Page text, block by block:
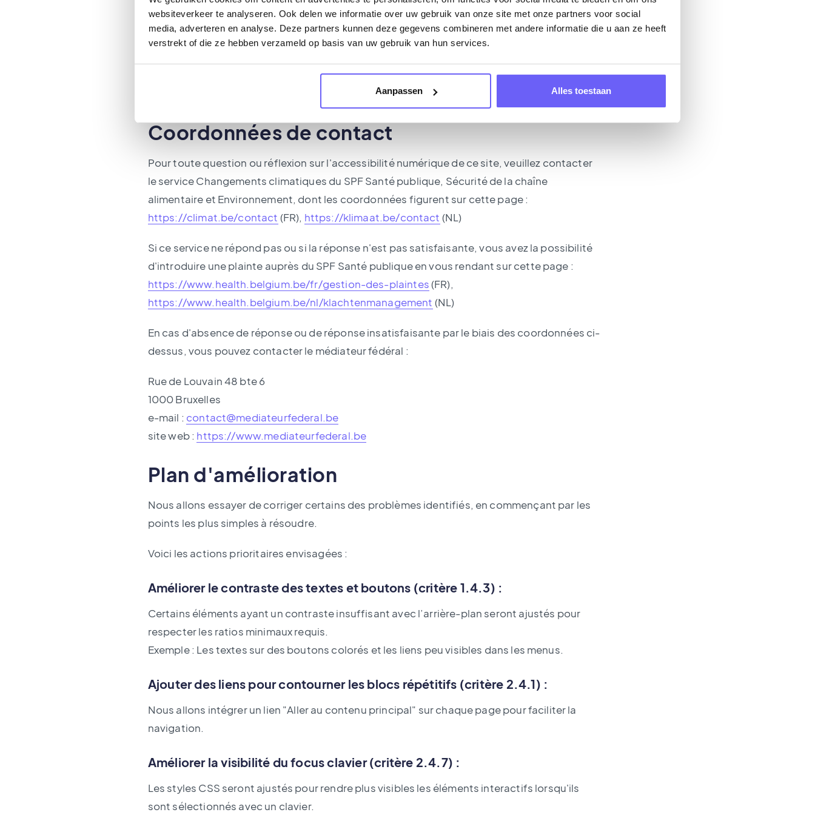
websiteverkeer te analyseren. Ook delen we informatie over uw gebruik van onze site met onze partners voor social
media, adverteren en analyse. Deze partners kunnen deze gegevens combineren met andere informatie die u aan ze heeft
verstrekt of die ze hebben verzameld op basis van uw gebruik van hun services.
Aanpassen Alles toestaan
Actuellement, nous ne disposons pas d'alternatives spécifiques pour les contenus non
accessibles mentionnés ci-dessus. Cependant, nous travaillons activement avec notre
agence web pour résoudre ces problèmes et améliorer l’accessibilité de notre site.
Vous pouvez nous dire si vous avez besoin d'aide ou de documents dans un format adapté à
vos besoins. Pour cela, utilisez le formulaire de contact qui se trouve ci-dessous.
Coordonnées de contact
Pour toute question ou réflexion sur l'accessibilité numérique de ce site, veuillez contacter
le service Changements climatiques du SPF Santé publique, Sécurité de la chaîne
alimentaire et Environnement, dont les coordonnées figurent sur cette page :
https://climat.be/contact (FR), https://klimaat.be/contact (NL)
Si ce service ne répond pas ou si la réponse n'est pas satisfaisante, vous avez la possibilité
d'introduire une plainte auprès du SPF Santé publique en vous rendant sur cette page :
https://www.health.belgium.be/fr/gestion-des-plaintes(FR),
https://www.health.belgium.be/nl/klachtenmanagement (NL)
En cas d'absence de réponse ou de réponse insatisfaisante par le biais des coordonnées ci-
dessus, vous pouvez contacter le médiateur fédéral :
Rue de Louvain 48 bte 6
1000 Bruxelles
e-mail : contact@mediateurfederal.be
site web : https://www.mediateurfederal.be
Plan d'amélioration
Nous allons essayer de corriger certains des problèmes identifiés, en commençant par les
points les plus simples à résoudre.
Voici les actions prioritaires envisagées :
Améliorer le contraste des textes et boutons (critère 1.4.3) :
Certains éléments ayant un contraste insuffisant avec l’arrière-plan seront ajustés pour
respecter les ratios minimaux requis.
Exemple : Les textes sur des boutons colorés et les liens peu visibles dans les menus.
Ajouter des liens pour contourner les blocs répétitifs (critère 2.4.1) :
Nous allons intégrer un lien "Aller au contenu principal" sur chaque page pour faciliter la
navigation.
Améliorer la visibilité du focus clavier (critère 2.4.7) :
Les styles CSS seront ajustés pour rendre plus visibles les éléments interactifs lorsqu'ils
sont sélectionnés avec un clavier.